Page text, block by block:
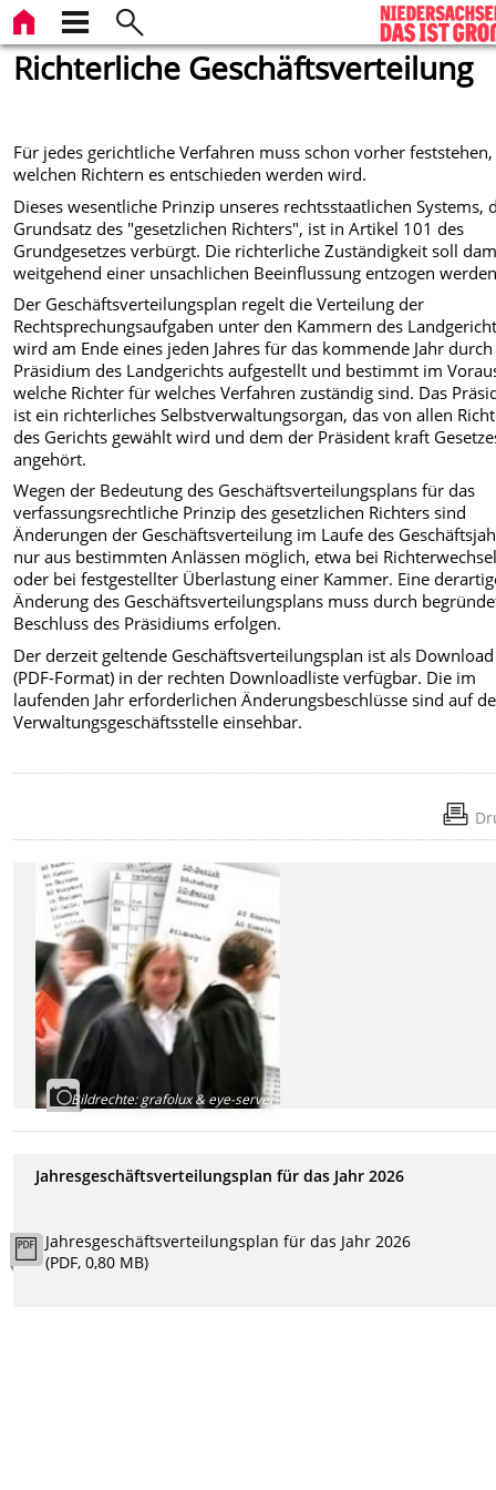
Richterliche Geschäftsverteilung
Für jedes gerichtliche Verfahren muss schon vorher
welchen Richtern es entschieden werden wird.
Dieses wesentliche Prinzip unseres rechtsstaatlichen Systems,
Grundsatz des "gesetzlichen Richters", ist in Artikel 101 des
Grundgesetzes verbürgt. Die richterliche Zuständigkeit soll
weitgehend einer unsachlichen Beeinflussung entzogen
Der Geschäftsverteilungsplan regelt die Verteilung der
Rechtsprechungsaufgaben unter den Kammern des
wird am Ende eines jeden Jahres für das kommende Jahr
Präsidium des Landgerichts aufgestellt und bestimmt im
welche Richter für welches Verfahren zuständig sind. Das
ist ein richterliches Selbstverwaltungsorgan, das von allen
des Gerichts gewählt wird und dem der Präsident kraft
angehört.
Wegen der Bedeutung des Geschäftsverteilungsplans für das
verfassungsrechtliche Prinzip des gesetzlichen Richters sind
Änderungen der Geschäftsverteilung im Laufe des
nur aus bestimmten Anlässen möglich, etwa bei
oder bei festgestellter Überlastung einer Kammer. Eine
Änderung des Geschäftsverteilungsplans muss durch
Beschluss des Präsidiums erfolgen.
Der derzeit geltende Geschäftsverteilungsplan ist als Download
(PDF-Format) in der rechten Downloadliste verfügbar. Die im
laufenden Jahr erforderlichen Änderungsbeschlüsse sind auf
Verwaltungsgeschäftsstelle einsehbar.
Bildrechte:grafolux & eye-server
Jahresgeschäftsverteilungsplan für das Jahr 2026
Jahresgeschäftsverteilungsplan für das Jahr 2026
(PDF, 0,80 MB)